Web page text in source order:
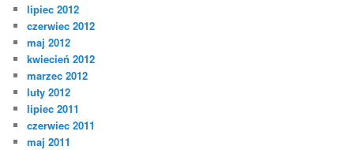
lipiec 2012
czerwiec 2012
maj 2012
kwiecień 2012
marzec 2012
luty 2012
lipiec 2011
czerwiec 2011
maj 2011